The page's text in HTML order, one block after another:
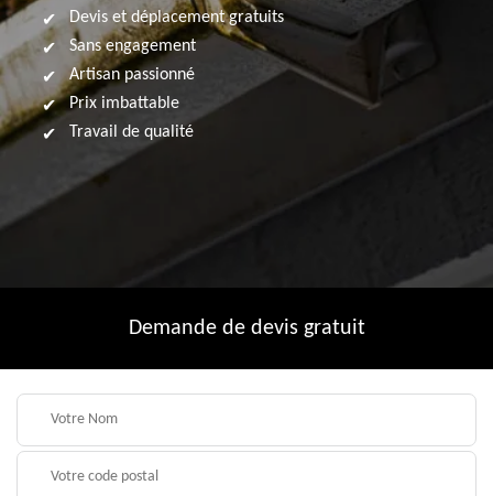
Devis et déplacement gratuits
Sans engagement
Artisan passionné
Prix imbattable
Travail de qualité
Demande de devis gratuit